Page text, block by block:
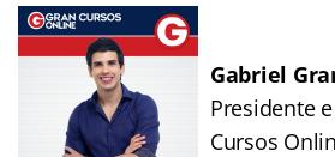
Gabriel
Presidente
Cursos